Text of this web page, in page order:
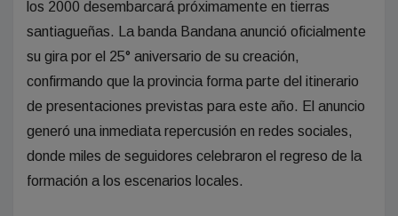
los 2000 desembarcará próximamente en tierras
santiagueñas. La banda Bandana anunció oficialmente
su gira por el 25° aniversario de su creación,
confirmando que la provincia forma parte del itinerario
de presentaciones previstas para este año. El anuncio
generó una inmediata repercusión en redes sociales,
donde miles de seguidores celebraron el regreso de la
formación a los escenarios locales.